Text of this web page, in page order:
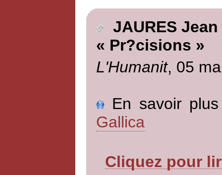
JAURES Jean
« Pr?cisions »
L'Humanit, 05
En savoir
Gallica
Cliquez pour